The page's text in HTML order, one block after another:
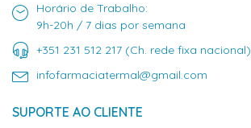
Horário de Trabalho:
9h-20h / 7 dias por semana
+351 231 512 217 (Ch. rede fixa nacional)
infofarmaciatermal@gmail.com
SUPORTE AO CLIENTE